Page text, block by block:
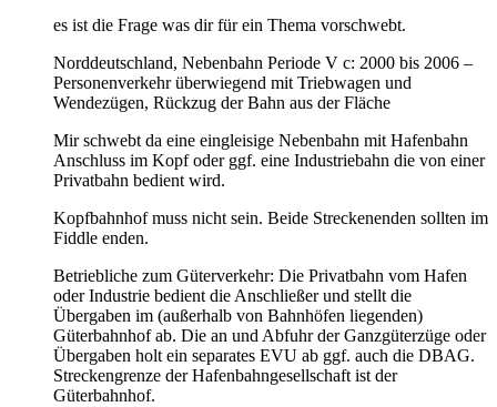
es ist die Frage was dir für ein Thema vorschwebt.
Norddeutschland, Nebenbahn Periode V c: 2000 bis 2006 –
Personenverkehr überwiegend mit Triebwagen und
Wendezügen, Rückzug der Bahn aus der Fläche
Mir schwebt da eine eingleisige Nebenbahn mit Hafenbahn
Anschluss im Kopf oder ggf. eine Industriebahn die von einer
Privatbahn bedient wird.
Kopfbahnhof muss nicht sein. Beide Streckenenden sollten im
Fiddle enden.
Betriebliche zum Güterverkehr: Die Privatbahn vom Hafen
oder Industrie bedient die Anschließer und stellt die
Übergaben im (außerhalb von Bahnhöfen liegenden)
Güterbahnhof ab. Die an und Abfuhr der Ganzgüterzüge oder
Übergaben holt ein separates EVU ab ggf. auch die DBAG.
Streckengrenze der Hafenbahngesellschaft ist der
Güterbahnhof.